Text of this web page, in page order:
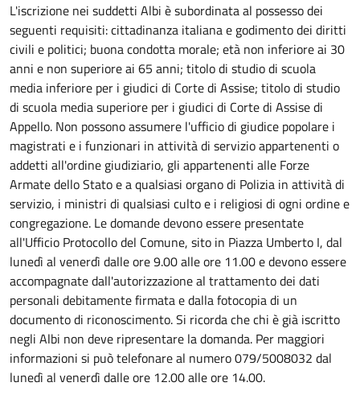
L'iscrizione nei suddetti Albi è subordinata al possesso dei
seguenti requisiti: cittadinanza italiana e godimento dei diritti
civili e politici; buona condotta morale; età non inferiore ai 30
anni e non superiore ai 65 anni; titolo di studio di scuola
media inferiore per i giudici di Corte di Assise; titolo di studio
di scuola media superiore per i giudici di Corte di Assise di
Appello. Non possono assumere l'ufficio di giudice popolare i
magistrati e i funzionari in attività di servizio appartenenti o
addetti all'ordine giudiziario, gli appartenenti alle Forze
Armate dello Stato e a qualsiasi organo di Polizia in attività di
servizio, i ministri di qualsiasi culto e i religiosi di ogni ordine e
congregazione. Le domande devono essere presentate
all'Ufficio Protocollo del Comune, sito in Piazza Umberto I, dal
lunedì al venerdì dalle ore 9.00 alle ore 11.00 e devono essere
accompagnate dall'autorizzazione al trattamento dei dati
personali debitamente firmata e dalla fotocopia di un
documento di riconoscimento. Si ricorda che chi è già iscritto
negli Albi non deve ripresentare la domanda. Per maggiori
informazioni si può telefonare al numero 079/5008032 dal
lunedì al venerdì dalle ore 12.00 alle ore 14.00.